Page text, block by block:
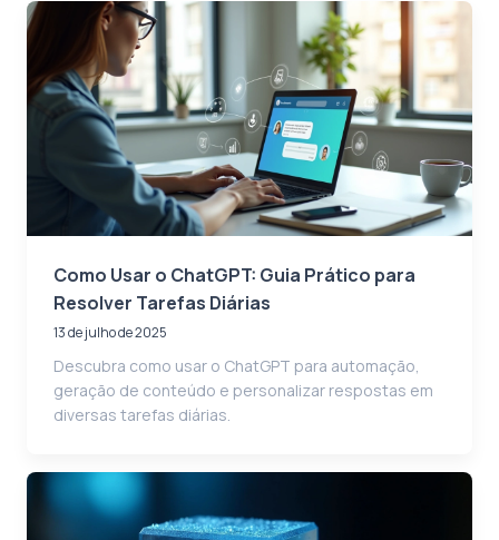
Como Usar o ChatGPT: Guia Prático para
Resolver Tarefas Diárias
13 de julho de 2025
Descubra como usar o ChatGPT para automação,
geração de conteúdo e personalizar respostas em
diversas tarefas diárias.